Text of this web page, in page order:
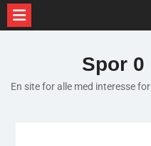
Spor 0
En site for alle med interesse